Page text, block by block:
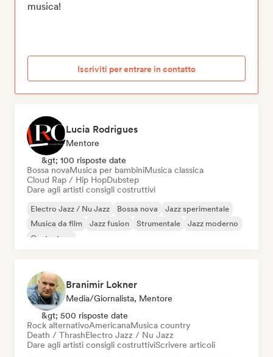
musica!
Iscriviti per entrare in contatto
Lucia Rodrigues
Mentore
&gt; 100 risposte date
Bossa novaMusica per bambiniMusica classica
Cloud Rap / Hip HopDubstep
Dare agli artisti consigli costruttivi
Electro Jazz / Nu Jazz Bossa nova
Jazz sperimentale
Musica da film
Jazz fusion Strumentale
Jazz moderno
Cantautore
Branimir Lokner
Media/Giornalista, Mentore
&gt; 500 risposte date
Rock alternativoAmericanaMusica country
Death / ThrashElectro Jazz / Nu Jazz
Dare agli artisti consigli costruttiviScrivere articoli